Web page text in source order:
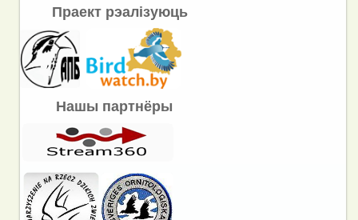
Праект рэалізуюць
Нашы партнёры